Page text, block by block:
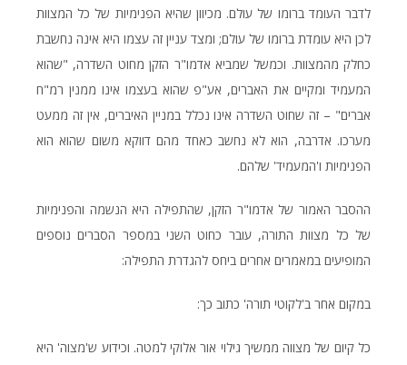
לדבר העומד ברומו של עולם. מכיוון שהיא הפנימיות של כל המצוות
לכן היא עומדת ברומו של עולם; ומצד עניין זה עצמו היא אינה נחשבת
כחלק מהמצוות. וכמשל שמביא אדמו"ר הזקן מחוט השדרה, "שהוא
המעמיד ומקיים את האברים, אע"פ שהוא בעצמו אינו ממנין רמ"ח
אברים" – זה שחוט השדרה אינו נכלל במניין האיברים, אין זה ממעט
מערכו. אדרבה, הוא לא נחשב כאחד מהם דווקא משום שהוא הוא
הפנימיות ו'המעמיד' שלהם.
ההסבר האמור של אדמו"ר הזקן, שהתפילה היא הנשמה והפנימיות
של כל מצוות התורה, עובר כחוט השני במספר הסברים נוספים
המופיעים במאמרים אחרים ביחס להגדרת התפילה:
במקום אחר ב'לקוטי תורה' כתוב כך:
כל קיום של מצווה ממשיך גילוי אור אלוקי למטה. וכידוע ש'מצוה' היא